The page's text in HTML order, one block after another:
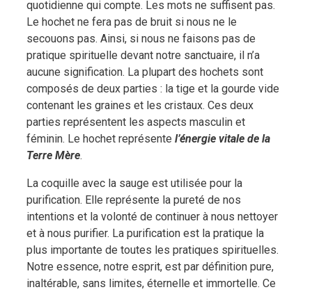
quotidienne qui compte. Les mots ne suffisent pas.
Le hochet ne fera pas de bruit si nous ne le
secouons pas. Ainsi, si nous ne faisons pas de
pratique spirituelle devant notre sanctuaire, il n’a
aucune signification. La plupart des hochets sont
composés de deux parties : la tige et la gourde vide
contenant les graines et les cristaux. Ces deux
parties représentent les aspects masculin et
féminin. Le hochet représente l’énergie vitale de la
Terre Mère.
La coquille avec la sauge est utilisée pour la
purification. Elle représente la pureté de nos
intentions et la volonté de continuer à nous nettoyer
et à nous purifier. La purification est la pratique la
plus importante de toutes les pratiques spirituelles.
Notre essence, notre esprit, est par définition pure,
inaltérable, sans limites, éternelle et immortelle. Ce